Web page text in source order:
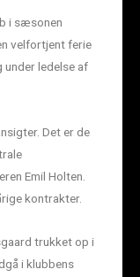
i sæsonen
velfortjent ferie
ledelse af
Det er de
Emil Holten.
kontrakter.
trukket op i
i klubbens